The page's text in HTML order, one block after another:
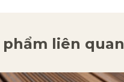
phẩm liên quan